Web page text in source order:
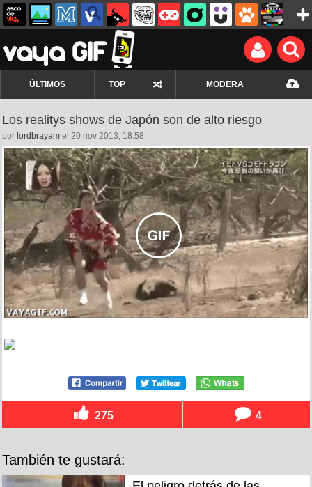
ÚLTIMOS TOP MODERA
Los realitys shows de Japón son de alto riesgo
por lordbrayam el 20 nov 2013, 18:58
275 4
También te gustará: